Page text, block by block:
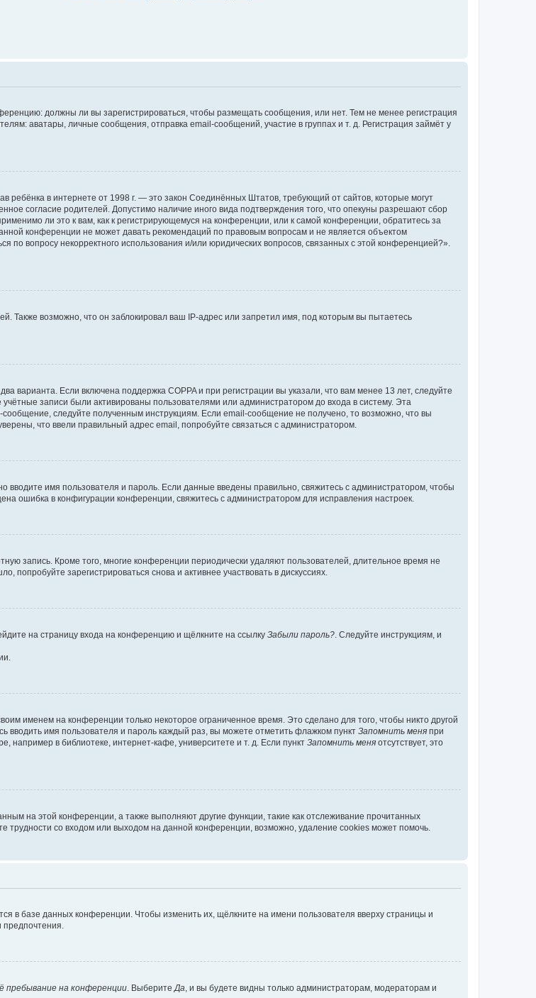
должны ли вы зарегистрироваться, чтобы размещать сообщения, или нет. Тем не менее регистрация
аватары, личные сообщения, отправка email-сообщений, участие в группах и т. д. Регистрация займёт у
ребёнка в интернете от 1998 г. — это закон Соединённых Штатов, требующий от сайтов, которые могут
согласие родителей. Допустимо наличие иного вида подтверждения того, что опекуны разрешают сбор
ли это к вам, как к регистрирующемуся на конференции, или к самой конференции, обратитесь за
конференции не может давать рекомендаций по правовым вопросам и не является объектом
по вопросу некорректного использования и/или юридических вопросов, связанных с этой конференцией?».
Также возможно, что он заблокировал ваш IP-адрес или запретил имя, под которым вы пытаетесь
варианта. Если включена поддержка COPPA и при регистрации вы указали, что вам менее 13 лет, следуйте
записи были активированы пользователями или администратором до входа в систему. Эта
следуйте полученным инструкциям. Если email-сообщение не получено, то возможно, что вы
что ввели правильный адрес email, попробуйте связаться с администратором.
вводите имя пользователя и пароль. Если данные введены правильно, свяжитесь с администратором, чтобы
ошибка в конфигурации конференции, свяжитесь с администратором для исправления настроек.
запись. Кроме того, многие конференции периодически удаляют пользователей, длительное время не
зарегистрироваться снова и активнее участвовать в дискуссиях.
на страницу входа на конференцию и щёлкните на ссылку Забыли пароль? . Следуйте инструкциям, и
именем на конференции только некоторое ограниченное время. Это сделано для того, чтобы никто другой
вводить имя пользователя и пароль каждый раз, вы можете отметить флажком пункт Запомнить меня при
в библиотеке, интернет-кафе, университете и т. д. Если пункт Запомнить меня отсутствует, это
на этой конференции, а также выполняют другие функции, такие как отслеживание прочитанных
со входом или выходом на данной конференции, возможно, удаление cookies может помочь.
в базе данных конференции. Чтобы изменить их, щёлкните на имени пользователя вверху страницы и
предпочтения.
пребывание на конференции . Выберите Да , и вы будете видны только администраторам, модераторам и